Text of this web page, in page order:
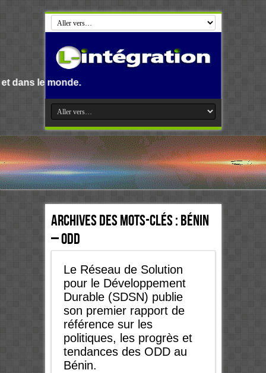
Archives des mots-clés :Bénin
– ODD
Le Réseau de Solution
pour le Développement
Durable (SDSN) publie
son premier rapport de
référence sur les
politiques, les progrès et
tendances des ODD au
Bénin.